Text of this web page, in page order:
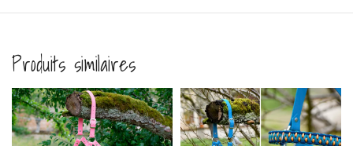
Produits similaires